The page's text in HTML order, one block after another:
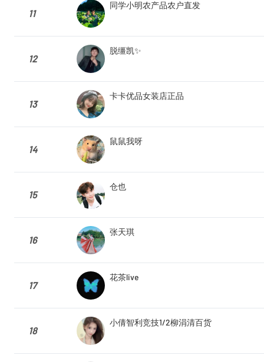
11
同学小明农产品农户直发
12
脱缰凯✨
13
卡卡优品女装店正品
14
鼠鼠我呀
15
仓也
16
张天琪
17
花茶live
18
小倩智利竞技1/2柳涓清百货